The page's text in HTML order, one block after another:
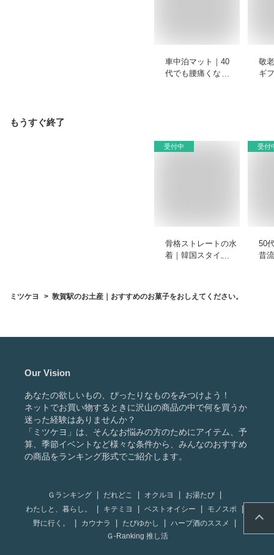
車中泊マット｜40
代でも腰痛くならな
敬
ギ
もうすぐ終了
受付中
骨格ストレートの水
着｜韓国スタイルで
い。
受付
50
昔
ミツケヨ 敦賀駅のお土産｜おすすめのお菓子をおしえてください。
Our Vision
あなたの欲しいもの、ぴったりなものをみつけよう！
ネットでお買い物するときに沢山の商品の中で何を買うか
迷った経験はありませんか？
「ミツケヨ」は、そんなお悩みの方のためにアイテム、予
算、季節イベントなど様々な条件から、みんなのおすすめ
の商品をランキング形式でご紹介します。
Ｇランキング だれどこ オクルヨ
お湯たび
わたしと、暮らし。
キテミヨ ベストオイシー
モノスポ
野に行く。
カウナラ たびゆかし
ハーブ酒のススメ
Ｇ-Ranking 推し活